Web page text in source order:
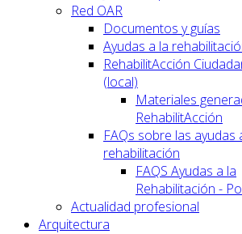
Red OAR
Documentos y guías
Ayudas a la
RehabilitAcción
(local)
Materiales
RehabilitAcción
FAQs sobre las ayudas
rehabilitación
FAQS Ayudas a la
Rehabilitación -
Actualidad profesional
Arquitectura